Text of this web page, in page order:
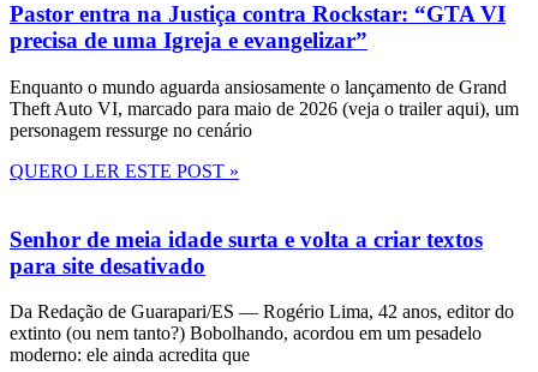
Pastor entra na Justiça contra Rockstar: “GTA VI
precisa de uma Igreja e evangelizar”
Enquanto o mundo aguarda ansiosamente o lançamento de Grand
Theft Auto VI, marcado para maio de 2026 (veja o trailer aqui), um
personagem ressurge no cenário
QUERO LER ESTE POST »
Senhor de meia idade surta e volta a criar textos
para site desativado
Da Redação de Guarapari/ES — Rogério Lima, 42 anos, editor do
extinto (ou nem tanto?) Bobolhando, acordou em um pesadelo
moderno: ele ainda acredita que